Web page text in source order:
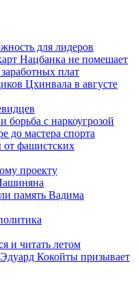
для лидеров
Нацбанка не помешает
плат
Цхинвала в августе
борьба с наркоугрозой
до мастера спорта
от фашистских
проекту
память Вадима
и читать летом
Кокойты призывает